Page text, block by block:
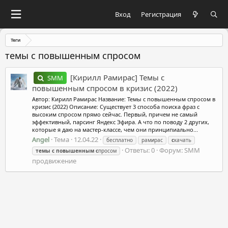
Вход Регистрация
Теги
темы с повышенным спросом
SMM
[Кирилл Рамирас] Темы с
повышенным спросом в кризис (2022)
Автор: Кирилл Рамирас Название: Темы с повышенным спросом в
кризис (2022) Описание: Существует 3 способа поиска фраз с
высоким спросом прямо сейчас. Первый, причем не самый
эффективный, парсинг Яндекс Эфира. А что по поводу 2 других,
которые я даю на мастер-классе, чем они принципиально...
Angel Тема 12.04.22 бесплатно рамирас скачать
темы с повышенным спросом Ответы: 0 Форум: SMM
продвижение